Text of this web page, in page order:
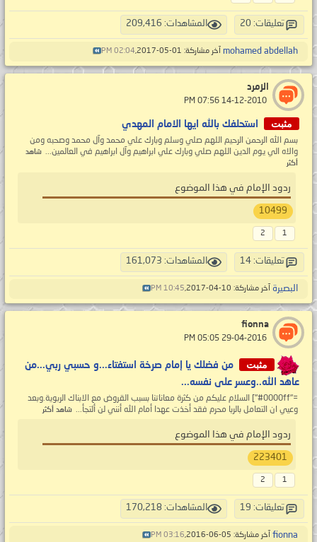
تعليقات: 20 المشاهدات: 209,416
mohamed abdellah آخر مشاركة: 01-05-2017, 02:04 PM
الزمرد
مثبت استحلفك بالله ايها الامام المهدي
بسم الله الرحمن الرحيم اللهم صلي وسلم وبارك علي محمد وآل محمد وصحبه ومن
والاه الي يوم الدين اللهم صلي وبارك علي ابراهيم وآل ابراهيم في العالمين... شاهد
أكثر
ردود الإمام في هذا الموضوع
10499
1
2
تعليقات: 14 المشاهدات: 161,073
البصيرة آخر مشاركة: 10-04-2017, 10:45 PM
fionna
مثبت
من فضلك يا إمام صرخة استفتاء...و حسبي ربي...من
عاهد الله..وعسر على نفسه...
="#0000ff"] السلام عليكم من كثرة معاناتنا بسبب القروض مع الابناك الربوية.وبعد
وعيي ان التعامل بالربا محرم فقد أخذت عهدا أمام الله أنني لن ألتجأ... شاهد أكثر
ردود الإمام في هذا الموضوع
223401
1
2
تعليقات: 19 المشاهدات: 170,218
fionna آخر مشاركة: 05-06-2016, 03:16 PM